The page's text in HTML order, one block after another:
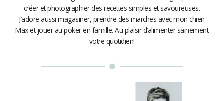
créer et photographier des recettes simples et savoureuses.
J’adore aussi magasiner, prendre des marches avec mon chien
Max et jouer au poker en famille. Au plaisir d’alimenter sainement
votre quotidien!